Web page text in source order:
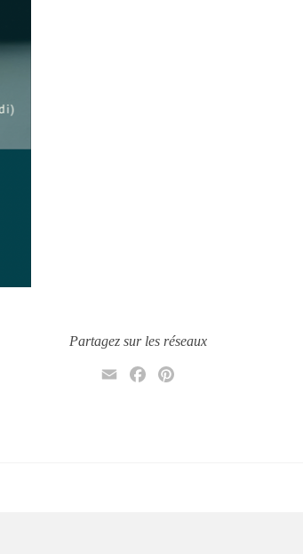
Partagez sur les réseaux
Email Facebook